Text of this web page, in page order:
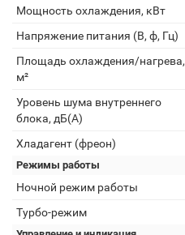
Мощность охлаждения, кВт
Напряжение питания (В, ф, Гц)
Площадь охлаждения/нагрева,
м²
Уровень шума внутреннего
блока, дБ(А)
Хладагент (фреон)
Режимы работы
Ночной режим работы
Турбо-режим